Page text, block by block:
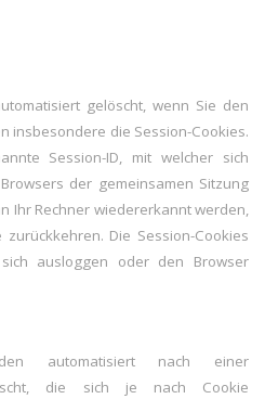
gelöscht, wenn Sie den
insbesondere die Session-Cookies.
Session-ID, mit welcher sich
der gemeinsamen Sitzung
Ihr Rechner wiedererkannt werden,
Die Session-Cookies
ausloggen oder den Browser
automatisiert nach einer
die sich je nach Cookie